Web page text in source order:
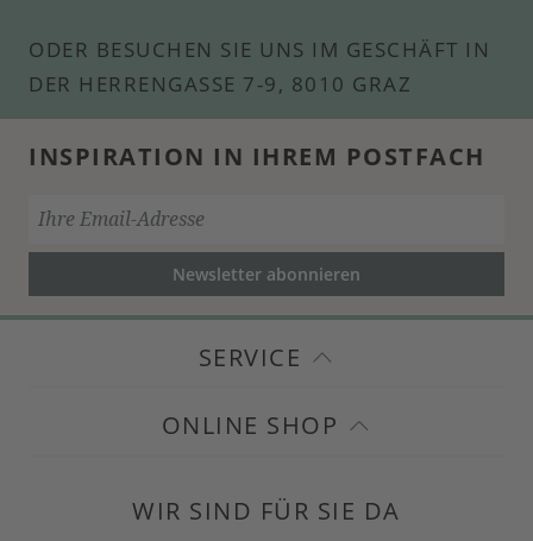
ODER BESUCHEN SIE UNS IM GESCHÄFT IN
DER HERRENGASSE 7-9, 8010 GRAZ
INSPIRATION IN IHREM POSTFACH
Newsletter abonnieren
SERVICE
ONLINE SHOP
WIR SIND FÜR SIE DA